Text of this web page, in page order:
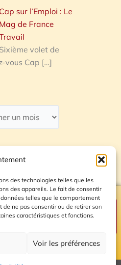
des technologies telles que les
des appareils. Le fait de consentir
telles que le comportement
ne pas consentir ou de retirer son
caractéristiques et fonctions.
Voir les préférences
Cap sur l’Emploi : Le
Mag de France
Sixième volet de
vous Cap […]